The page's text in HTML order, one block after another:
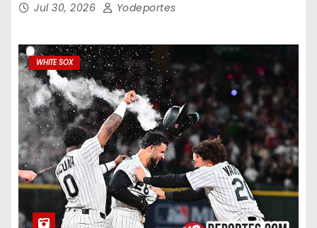
Jul 30, 2026 Yodeportes
WHITE SOX